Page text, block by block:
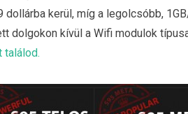
dollárba kerül, míg a legolcsóbb,
dolgokon kívül a Wifi modulok
találod.